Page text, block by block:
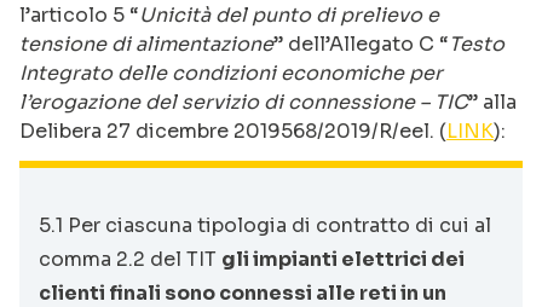
l’articolo 5 “Unicità del punto di prelievo e
tensione di alimentazione” dell’Allegato C “Testo
Integrato delle condizioni economiche per
l’erogazione del servizio di connessione – TIC” alla
Delibera 27 dicembre 2019568/2019/R/eel. (LINK):
5.1 Per ciascuna tipologia di contratto di cui al
comma 2.2 del TIT gli impianti elettrici dei
clienti finali sono connessi alle reti in un